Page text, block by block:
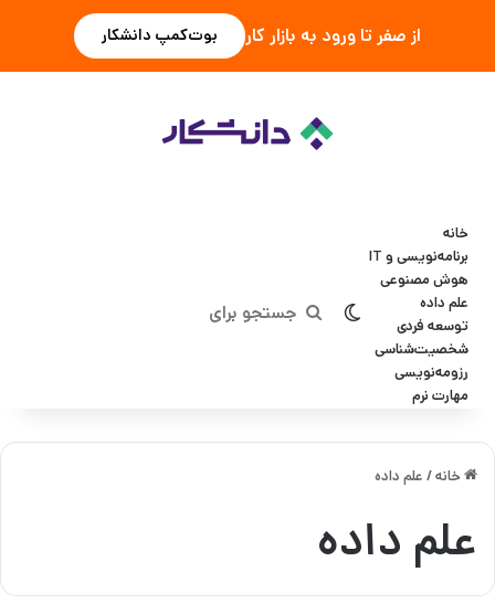
از صفر تا ورود به بازار کار بوت‌کمپ دانشکار
خانه
برنامه‌نویسی و IT
هوش مصنوعی
علم داده
توسعه فردی
شخصیت‌شناسی
رزومه‌نویسی
مهارت نرم
تغییر پوسته
جستجو
خانه/ علم داده
علم داده